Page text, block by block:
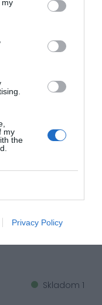
my
my
the
Privacy Policy
Skladom 2
podlaha
Skladom 1